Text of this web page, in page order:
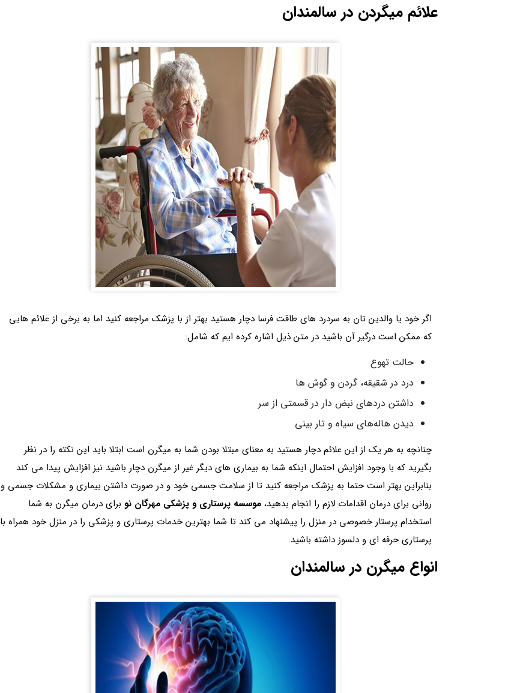
علائم میگردن در سالمندان
اگر خود یا والدین تان به سردرد های طاقت فرسا دچار هستید بهتر از با پزشک مراجعه کنید اما به برخی از علائم هایی
که ممکن است درگیر آن باشید در متن ذیل اشاره کرده ایم که شامل:
حالت تهوع
درد در شقیقه، گردن و گوش ها
داشتن دردهای نبض دار در قسمتی از سر
دیدن هاله‌های سیاه و تار بینی
چنانچه به هر یک از این علائم دچار هستید به معنای مبتلا بودن شما به میگرن است ابتلا باید این نکته را در نظر
بگیرید که با وجود افزایش احتمال اینکه شما به بیماری های دیگر غیر از میگرن دچار باشید نیز افزایش پیدا می کند
بنابراین بهتر است حتما به پزشک مراجعه کنید تا از سلامت جسمی خود و در صورت داشتن بیماری و مشکلات جسمی و
روانی برای درمان اقدامات لازم را انجام بدهید، موسسه پرستاری و پزشکی مهرگان نو برای درمان میگرن به شما
استخدام پرستار خصوصی در منزل را پیشنهاد می کند تا شما بهترین خدمات پرستاری و پزشکی را در منزل خود همراه با
پرستاری حرفه ای و دلسوز داشته باشید.
انواع میگرن در سالمندان